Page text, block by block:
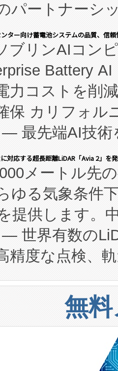
パートナーシ
社の実績ある
(FCCM™) プ
オ医薬品製造
バッチ施設の
ライチェーン
性が高く、持
用した現地生
費用負担を大
幅に拡大する
Continuous
、施設設計・
転および知的
ングカリキュ
化段階におけ
立ち上げ調整
のバイオ
について、自
ター向け蓄電池システムの品質、信
ブリンAIコン
Battery
力コストを削
保 カリフォル
最先端AI技術
アンド：本社
）と、エンタ
は、日本にあ
蔵システム（
のAI搭載プラ
、運用に至る
、確保する事
ータセンター
な負担をかけ
減という課題
にし、ピーク
対応する超長距離LiDAR「Avia 2」を
メートル先
ゆる気象条件
提供します。
世界有数の
精度な点検、
けるバルク材
Avia 2」を発
1,000メート
切り替えるこ
どの細かな対
無